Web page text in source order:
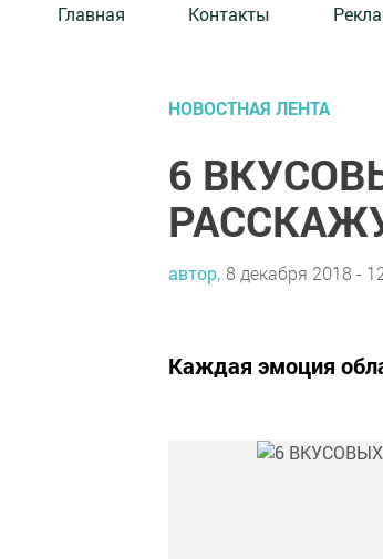
Главная Контакты
НОВОСТНАЯ ЛЕНТА
6
автор, 8 декабря 2018 -
Каждая эмоция